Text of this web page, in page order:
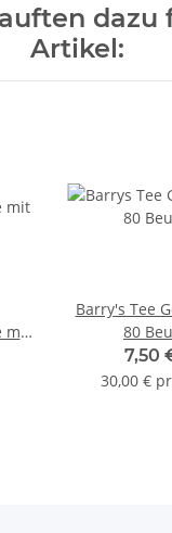
dazu
Artikel:
mit
Barry's Tee
80
7,50
30,00 €